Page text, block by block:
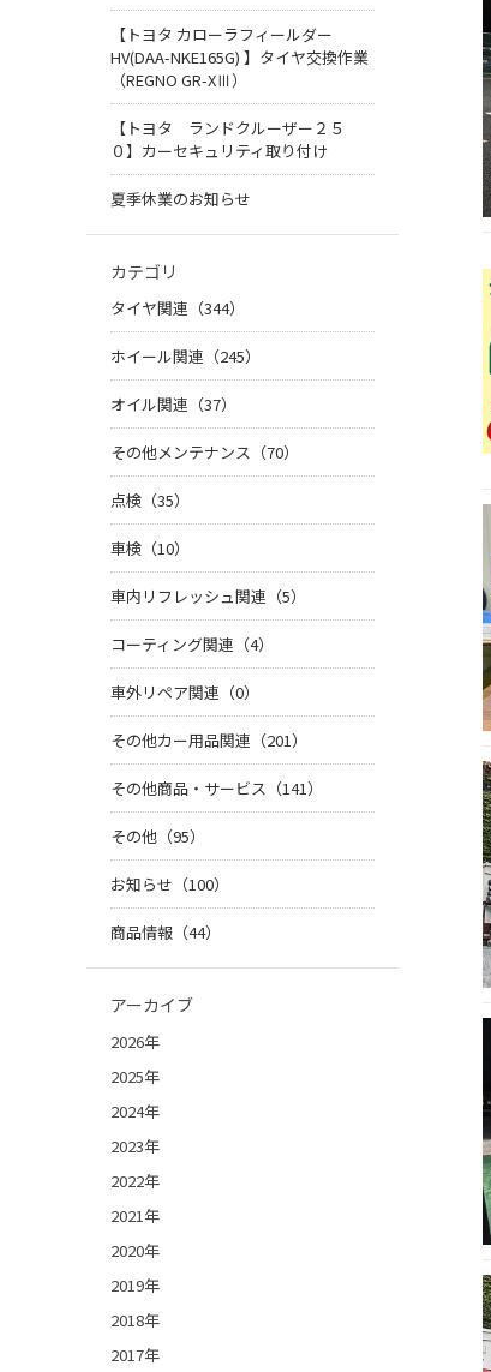
【トヨタ カローラフィールダー
HV(DAA-NKE165G) 】タイヤ交換作業
（REGNO GR-XⅢ）
【トヨタ ランドクルーザー２５
０】カーセキュリティ取り付け
夏季休業のお知らせ
カテゴリ
タイヤ関連（344）
ホイール関連（245）
オイル関連（37）
その他メンテナンス（70）
点検（35）
車検（10）
車内リフレッシュ関連（5）
コーティング関連（4）
車外リペア関連（0）
その他カー用品関連（201）
その他商品・サービス（141）
その他（95）
お知らせ（100）
商品情報（44）
アーカイブ
2026年
2025年
2024年
2023年
2022年
2021年
2020年
2019年
2018年
2017年